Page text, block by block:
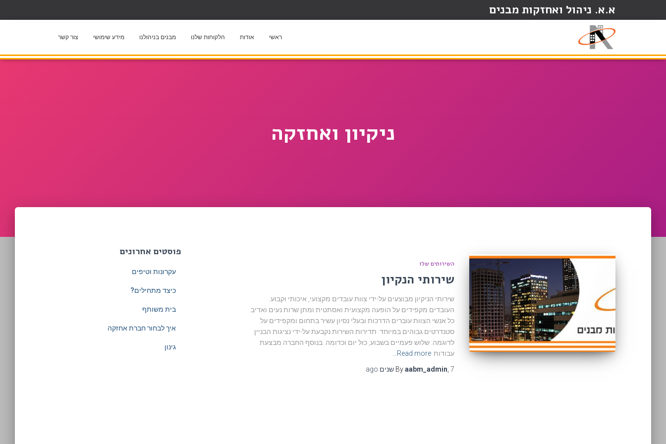
א.א. ניהול ואחזקות מבנים
התקשרו עכשיו:
ראשי
אודות הלקוחות שלנו מבנים בניהולנו מידע שימושי צור קשר
ניקיון ואחזקה
השירותים שלו
שירותי הנקיון
שירותי הניקיון מבוצעים על-ידי צוות עובדים מקצועי, איכותי וקבוע.
העובדים מקפידים על הופעה מקצועית ואסתטית ומתן שרות נעים ואדיב.
כל אנשי הצוות עוברים הדרכות ובעלי נסיון עשיר בתחום ומקפידים על
סטנדרטים גבוהים במיוחד. תדירות השירות נקבעת על-ידי נציגות הבניין
לדוגמה: שלוש פעמיים בשבוע, כול יום וכדומה. בנוסף החברה מבצעת
עבודות Read more…
Byaabm_admin 7 שנים
פוסטים אחרונים
עקרונות וטיפים
כיצד מתחילים?
בית משותף
איך לבחור חברת אחזקה
גינון